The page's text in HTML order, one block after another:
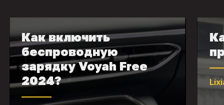
Как включить
беспроводную
зарядку Voyah Free
2024?